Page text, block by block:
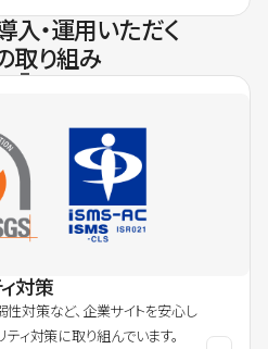
入・運用いただく
取り組み
対策
性対策など、企業サイトを安心し
ィ対策に取り組んでいます。